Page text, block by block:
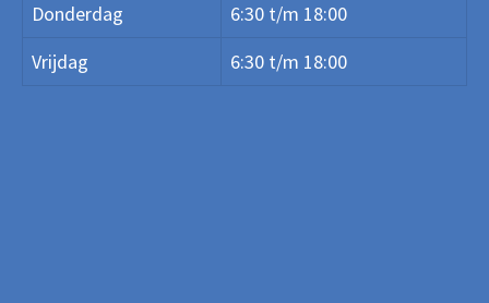
Donderdag
6:30 t/m 18:00
Vrijdag
6:30 t/m 18:00